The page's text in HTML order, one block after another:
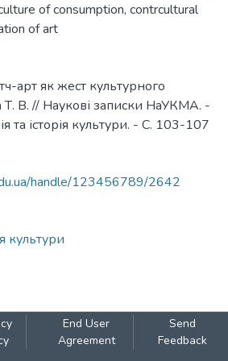
of consumption, contrcultural
of art
арт як жест культурного
Т. В. // Наукові записки НаУКМА. -
та історія культури. - С. 103-107
handle/123456789/2642
культури
End User
Agreement
Send
Feedback